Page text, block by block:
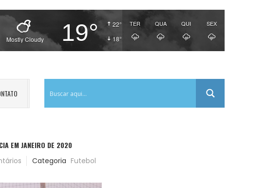
22°
18°
Mostly Cloudy 19° TER QUA QUI SEX
EM JANEIRO DE 2020
Categoria Futebol